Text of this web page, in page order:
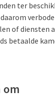
ter
of diensten
betaalde
om